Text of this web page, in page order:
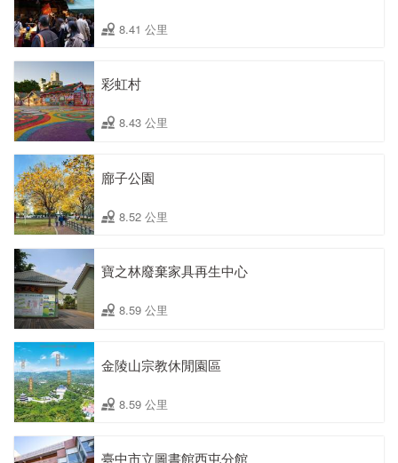
8.41 公里
彩虹村
8.43 公里
廍子公園
8.52 公里
寶之林廢棄家具再生中心
8.59 公里
金陵山宗教休閒園區
8.59 公里
臺中市立圖書館西屯分館